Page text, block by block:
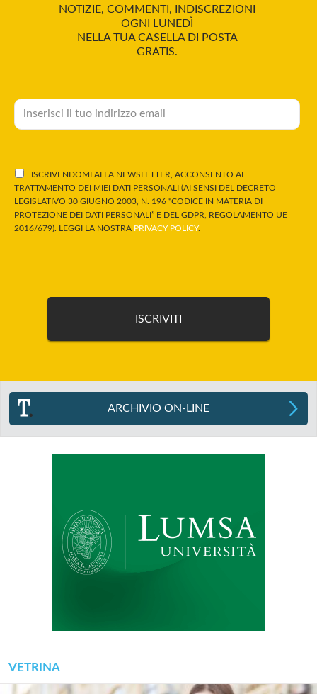
NOTIZIE, COMMENTI, INDISCREZIONI
OGNI LUNEDÌ
NELLA TUA CASELLA DI POSTA
GRATIS.
ISCRIVENDOMI ALLA NEWSLETTER, ACCONSENTO AL
TRATTAMENTO DEI MIEI DATI PERSONALI (AI SENSI DEL DECRETO
LEGISLATIVO 30 GIUGNO 2003, N. 196 “CODICE IN MATERIA DI
PROTEZIONE DEI DATI PERSONALI” E DEL GDPR, REGOLAMENTO UE
2016/679). LEGGI LA NOSTRA PRIVACY POLICY.
ARCHIVIO ON-LINE
VETRINA